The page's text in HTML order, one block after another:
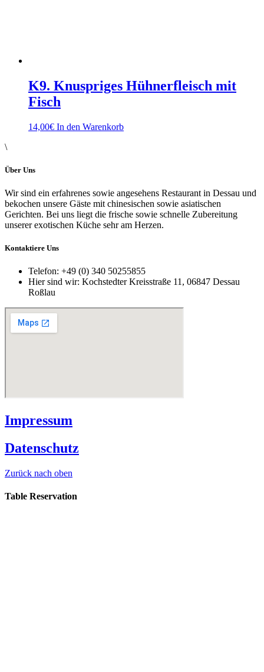
K9. Knuspriges Hühnerfleisch mit
Fisch
14,00€ In den Warenkorb
\
Über Uns
Wir sind ein erfahrenes sowie angesehens Restaurant in Dessau und
bekochen unsere Gäste mit chinesischen sowie asiatischen
Gerichten. Bei uns liegt die frische sowie schnelle Zubereitung
unserer exotischen Küche sehr am Herzen.
Kontaktiere Uns
Telefon: +49 (0) 340 50255855
Hier sind wir: Kochstedter Kreisstraße 11, 06847 Dessau
Roßlau
Impressum
Datenschutz
Zurück nach oben
Table Reservation